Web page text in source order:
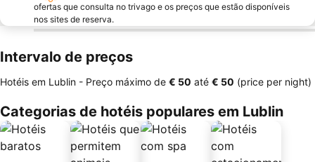
ofertas que consulta no trivago e os preços que estão disponíveis
nos sites de reserva.
Intervalo de preços
Hotéis em Lublin - Preço máximo de ‎€ 50 até ‎€ 50 (price per night)
Categorias de hotéis populares em Lublin